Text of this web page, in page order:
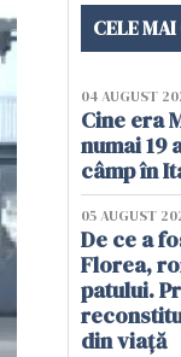
CELE
04 AUGUST
Cine era
numai 19
câmp în
05 AUGUST
De ce a
Florea,
patului.
din viață